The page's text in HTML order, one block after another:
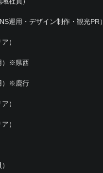
運用・デザイン制作・観光PR）
）
）※県西
）※鹿行
）
）